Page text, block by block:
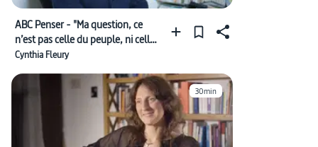
ABC Penser - "Ma question, ce
n’est pas celle du peuple, ni celle
du pouvoir"
Cynthia Fleury
30min